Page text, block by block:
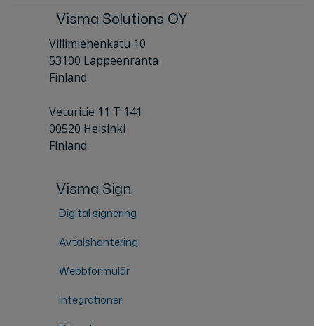
Visma Solutions OY
Villimiehenkatu 10
53100 Lappeenranta
Finland
Veturitie 11 T 141
00520 Helsinki
Finland
Visma Sign
Digital signering
Avtalshantering
Webbformulär
Integrationer